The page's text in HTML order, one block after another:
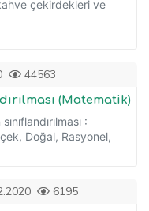
çekirdekleri ve
44563
(Matematik)
:
Doğal, Rasyonel,
6195